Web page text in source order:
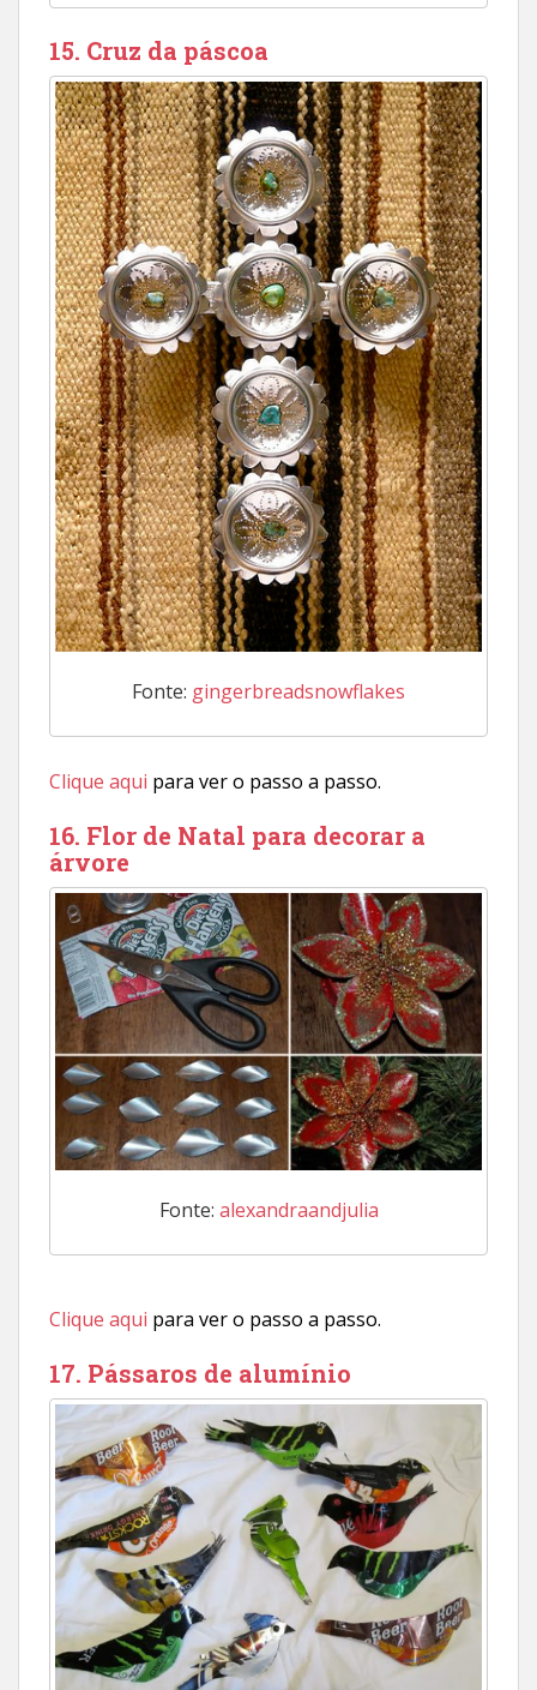
15. Cruz da páscoa
Fonte: gingerbreadsnowflakes
Clique aqui para ver o passo a passo.
16. Flor de Natal para decorar a
árvore
Fonte: alexandraandjulia
Clique aqui para ver o passo a passo.
17. Pássaros de alumínio